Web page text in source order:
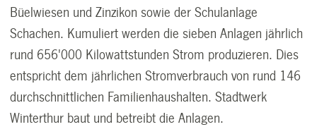
Büelwiesen und Zinzikon sowie der Schulanlage
Schachen. Kumuliert werden die sieben Anlagen jährlich
rund 656'000 Kilowattstunden Strom produzieren. Dies
entspricht dem jährlichen Stromverbrauch von rund 146
durchschnittlichen Familienhaushalten. Stadtwerk
Winterthur baut und betreibt die Anlagen.